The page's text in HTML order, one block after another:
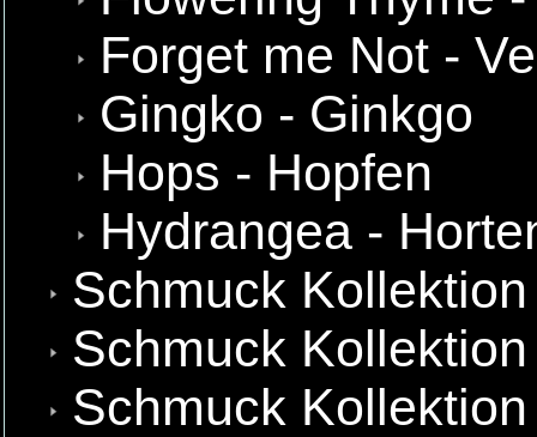
Forget me Not -
Gingko - Ginkgo
Hops - Hopfen
Hydrangea -
Schmuck
Schmuck
Schmuck